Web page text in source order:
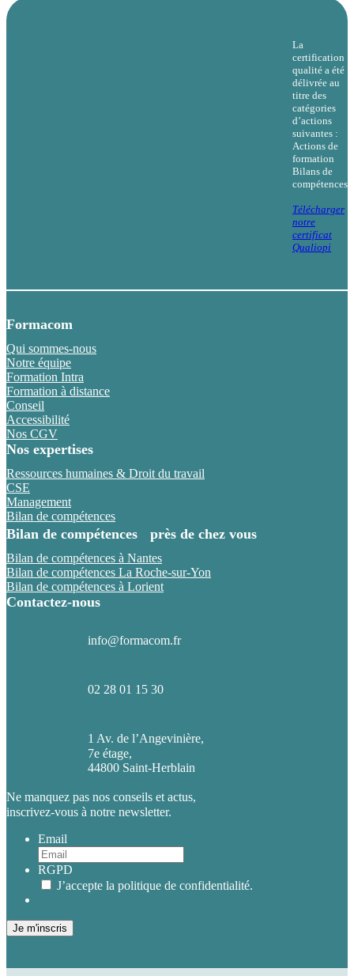
La
certification
qualité a été
délivrée au
titre des
catégories
d’actions
suivantes :
Actions de
formation
Bilans de
compétences
Télécharger
notre
certificat
Qualiopi
Formacom
Qui sommes-nous
Notre équipe
Formation Intra
Formation à distance
Conseil
Accessibilité
Nos CGV
Nos expertises
Ressources humaines & Droit du travail
CSE
Management
Bilan de compétences
Bilan de compétences près de chez vous
Bilan de compétences à Nantes
Bilan de compétences La Roche-sur-Yon
Bilan de compétences à Lorient
Contactez-nous
info@formacom.fr
02 28 01 15 30
1 Av. de l’Angevinière,
7e étage,
44800 Saint-Herblain
Ne manquez pas nos conseils et actus,
inscrivez-vous à notre newsletter.
Email
RGPD
J’accepte la politique de confidentialité.
Je m'inscris